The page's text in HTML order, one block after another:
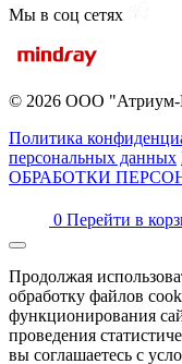
Мы в соц сетях
© 2026 ООО "Атриум-
Политика
персональных данных
ОБРАБОТКИ
0 Перейти в
Продолжая
обработку файлов
функционирования
проведения
вы соглашаетесь с